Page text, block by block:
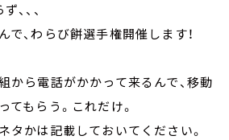
、、、
で、わらび餅選手権開催します！
から電話がかかって来るんで、移動
もらう。これだけ。
タかは記載しておいてください。